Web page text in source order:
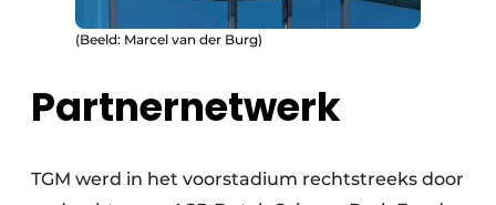
(Beeld: Marcel van der Burg)
Partnernetwerk
TGM werd in het voorstadium rechtstreeks door